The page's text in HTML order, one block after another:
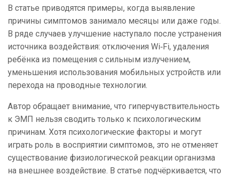
В статье приводятся примеры, когда выявление
причины симптомов занимало месяцы или даже годы.
В ряде случаев улучшение наступало после устранения
источника воздействия: отключения Wi‑Fi, удаления
ребёнка из помещения с сильным излучением,
уменьшения использования мобильных устройств или
перехода на проводные технологии.
Автор обращает внимание, что гиперчувствительность
к ЭМП нельзя сводить только к психологическим
причинам. Хотя психологические факторы и могут
играть роль в восприятии симптомов, это не отменяет
существование физиологической реакции организма
на внешнее воздействие. В статье подчёркивается, что